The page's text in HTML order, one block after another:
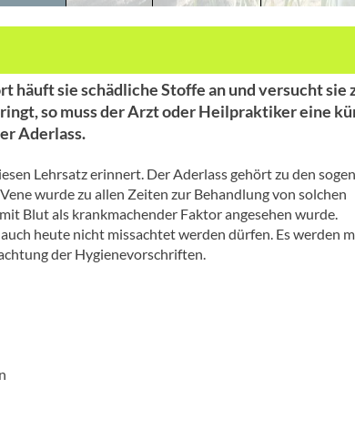
häuft sie schädliche Stoffe an und versucht sie
so muss der Arzt oder Heilpraktiker eine
Aderlass.
Lehrsatz erinnert. Der Aderlass gehört zu den
wurde zu allen Zeiten zur Behandlung von solchen
Blut als krankmachender Faktor angesehen wurde.
heute nicht missachtet werden dürfen. Es werden
der Hygienevorschriften.